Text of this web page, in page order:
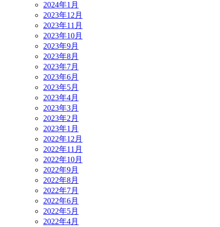
2024年1月
2023年12月
2023年11月
2023年10月
2023年9月
2023年8月
2023年7月
2023年6月
2023年5月
2023年4月
2023年3月
2023年2月
2023年1月
2022年12月
2022年11月
2022年10月
2022年9月
2022年8月
2022年7月
2022年6月
2022年5月
2022年4月